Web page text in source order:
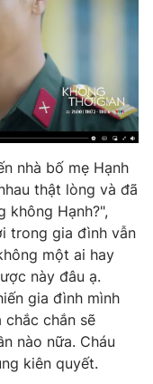
thao
sản
Việt
bằng AI
nhà bố mẹ Hạnh
thật lòng và đã
không Hạnh?",
trong gia đình vẫn
một ai hay
này đâu ạ.
gia đình mình
chắc chắn sẽ
nào nữa. Cháu
kiên quyết.